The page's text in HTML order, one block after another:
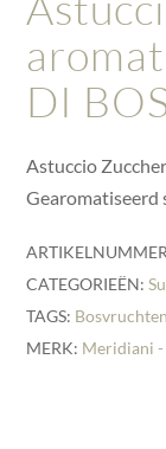
DI
Astuccio
Gearomatiseerd
CATEGORIEËN:
TAGS: Bosvruchten
MERK: Meridiani -